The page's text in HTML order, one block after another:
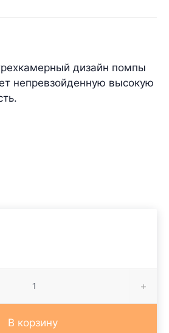
дизайн помпы
непревзойденную высокую
В корзину